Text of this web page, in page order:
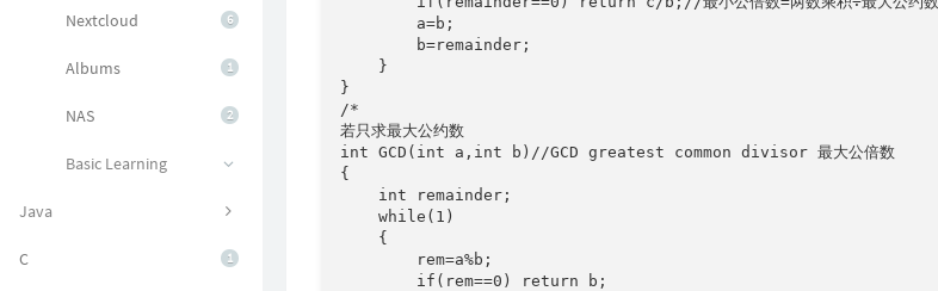
6
Nextcloud
1
Albums
2
NAS
Basic Learning
Java
1
C
        a=b;
        b=remainder;
    }
}
/*
若只求最大公约数
int GCD(int a,int b)//GCD greatest common divisor 最大公倍数
{
    int remainder;
    while(1)
    {
        rem=a%b;
        if(rem==0) return b;